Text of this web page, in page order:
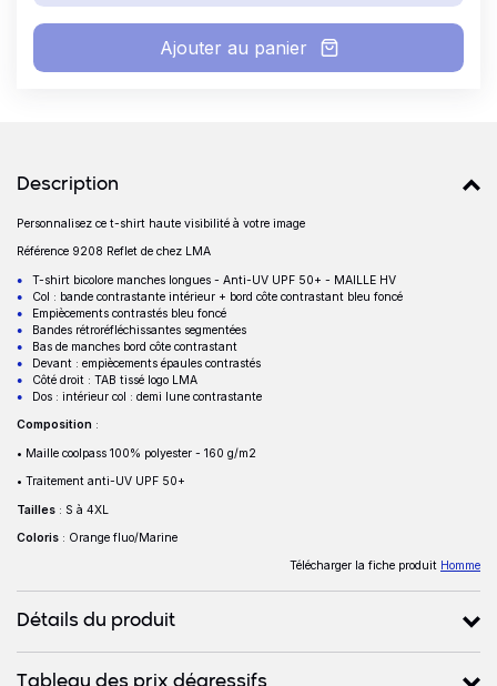
Ajouter au panier
Détails produits
Description
Description
Personnalisez ce t-shirt haute visibilité à votre image
Référence 9208 Reflet de chez LMA
T-shirt bicolore manches longues - Anti-UV UPF 50+ - MAILLE HV
Col : bande contrastante intérieur + bord côte contrastant bleu foncé
Empiècements contrastés bleu foncé
Bandes rétroréfléchissantes segmentées
Bas de manches bord côte contrastant
Devant : empiècements épaules contrastés
Côté droit : TAB tissé logo LMA
Dos : intérieur col : demi lune contrastante
Composition :
• Maille coolpass 100% polyester - 160 g/m2
• Traitement anti-UV UPF 50+
Tailles : S à 4XL
Coloris : Orange fluo/Marine
Télécharger la fiche produit Homme
Détails du produit